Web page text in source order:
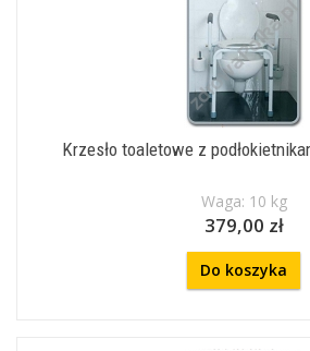
Krzesło toaletowe z
Waga: 10 kg
379,00 zł
Do koszyka